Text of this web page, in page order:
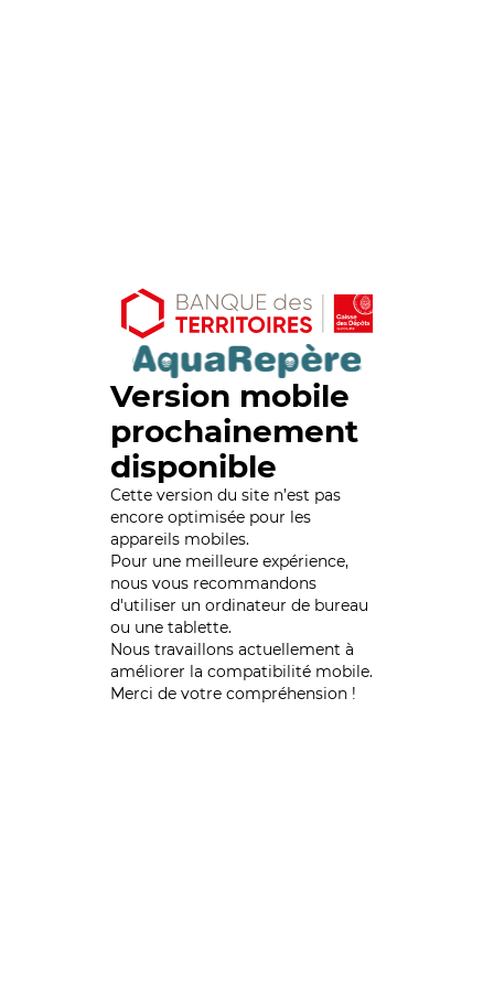
Version mobile
prochainement
disponible
Cette version du site n’est pas
encore optimisée pour les
appareils mobiles.
Pour une meilleure expérience,
nous vous recommandons
d'utiliser un ordinateur de bureau
ou une tablette.
Nous travaillons actuellement à
améliorer la compatibilité mobile.
Merci de votre compréhension !